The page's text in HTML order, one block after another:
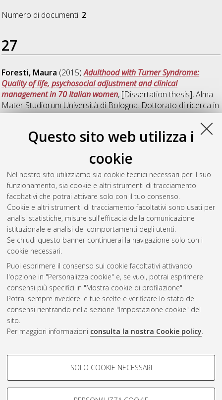
Questo sito web utilizza i
cookie
Nel nostro sito utilizziamo sia cookie tecnici necessari per il suo
funzionamento, sia cookie e altri strumenti di tracciamento
facoltativi che potrai attivare solo con il tuo consenso.
Cookie e altri strumenti di tracciamento facoltativi sono usati per
analisi statistiche, misure sull'efficacia della comunicazione
istituzionale e analisi dei comportamenti degli utenti.
Se chiudi questo banner continuerai la navigazione solo con i
cookie necessari.
Puoi esprimere il consenso sui cookie facoltativi attivando
l'opzione in "Personalizza cookie" e, se vuoi, potrai esprimere
consensi più specifici in "Mostra cookie di profilazione".
Potrai sempre rivedere le tue scelte e verificare lo stato dei
consensi rientrando nella sezione "Impostazione cookie" del
sito.
Per maggiori informazioni consulta la nostra Cookie policy.
COOKIE DI PROFILAZIONE -
Si tratta di cookie utilizzati per analizzare le caratteristiche della
SOLO COOKIE NECESSARI
Numero di documenti: 2.
27
Foresti, Maura (2015)Adulthood with Turner Syndrome:
Quality of life, psychosocial adjustment and clinical
management in 70 Italian women, [Dissertation thesis], Alma
Mater Studiorum Università di Bologna. Dottorato di ricerca in
Scienze psicologiche, 27 Ciclo. DOI
Luchetti, Martina (2015)The phenomenological experiences
of Autobiographical Memory: A cross-sectional and a
, [Dissertation thesis], Alma Mater Studiorum
Università di Bologna. Dottorato di ricerca inScienze
psicologiche, 27 Ciclo. DOI 10.6092/unibo/amsdottorato/6887.
Questa lista e' stata generata ilSun Aug 9 20:46:09 2026
Atom
Rss 1.0
Rss 2.0
ISSN: 2038-7946
Impostazioni Cookie
Informativa sulla privacy
Condizioni d’uso del sito